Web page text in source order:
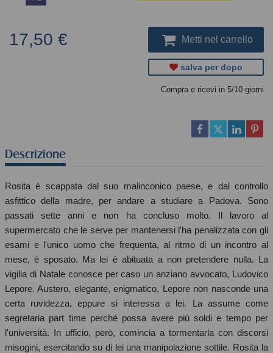
17,50 € Metti nel carrello
salva per dopo
Compra e ricevi in 5/10 giorni
Descrizione
Rosita è scappata dal suo malinconico paese, e dal controllo
asfittico della madre, per andare a studiare a Padova. Sono
passati sette anni e non ha concluso molto. Il lavoro al
supermercato che le serve per mantenersi l'ha penalizzata con gli
esami e l'unico uomo che frequenta, al ritmo di un incontro al
mese, è sposato. Ma lei è abituata a non pretendere nulla. La
vigilia di Natale conosce per caso un anziano avvocato, Ludovico
Lepore. Austero, elegante, enigmatico, Lepore non nasconde una
certa ruvidezza, eppure si interessa a lei. La assume come
segretaria part time perché possa avere più soldi e tempo per
l'università. In ufficio, però, comincia a tormentarla con discorsi
misogini, esercitando su di lei una manipolazione sottile. Rosita la